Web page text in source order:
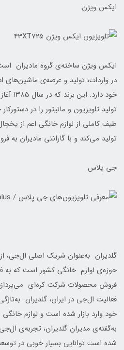
ایکس ویژن
در واردات، تولید و عرضه‌ی ماشین‌های
خود
تولید تلویزیون و مانیتور را در
طیف کاملی از لوازم خانگی اعم از
تولید می‌کند و با گارانتی مادیران به
جی پلاس
گلدیران به‌عنوان شریک اصلی ال‌جی،
حوزه‌ی لوازم خانگی کشور است که
فروش محصولات شرکت کره‌ای
فعالیت ال‌جی در ایران، گلدیران
خود وارد بازار شده است و لوازم
به‌گفته‌ی مدیران گلدیران، تجربه‌ی
شده است توانایی بسیار خوبی در